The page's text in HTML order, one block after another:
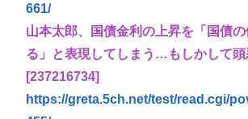
661/
山本太郎、国債金利の上昇を「国債
る」と表現してしまう…もしかして頭
[237216734]
https://greta.5ch.net/test/read.cgi/